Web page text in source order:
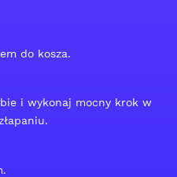
do kosza.
i wykonaj mocny krok w